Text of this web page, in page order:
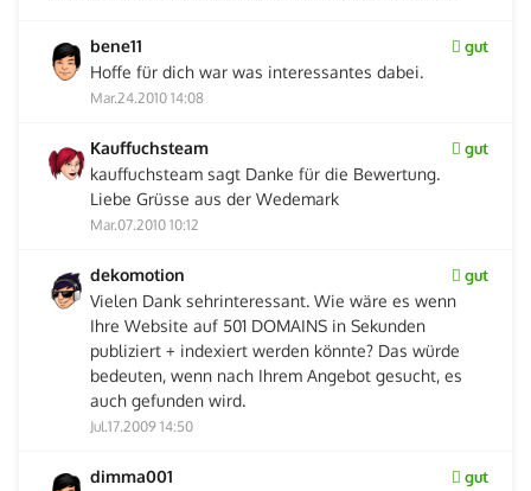
bene11 gut
Hoffe für dich war was interessantes dabei.
Mar.24.2010 14:08
Kauffuchsteam gut
kauffuchsteam sagt Danke für die Bewertung.
Liebe Grüsse aus der Wedemark
Mar.07.2010 10:12
dekomotion gut
Vielen Dank sehrinteressant. Wie wäre es wenn
Ihre Website auf 501 DOMAINS in Sekunden
publiziert + indexiert werden könnte? Das würde
bedeuten, wenn nach Ihrem Angebot gesucht, es
auch gefunden wird.
Jul.17.2009 14:50
dimma001 gut